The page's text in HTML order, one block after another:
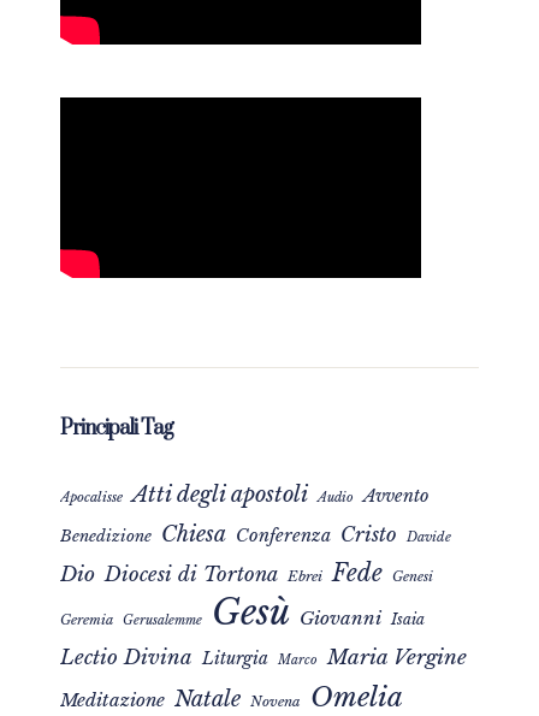
Principali Tag
Apocalisse Atti degli apostoli Audio Avvento
Benedizione Chiesa Conferenza Cristo Davide
Dio Diocesi di Tortona Ebrei Fede Genesi
Geremia Gerusalemme Gesù Giovanni Isaia
Lectio Divina Liturgia Marco Maria Vergine
Meditazione Natale Novena Omelia